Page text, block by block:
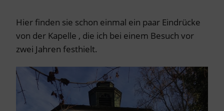
Hier finden sie schon einmal ein paar Eindrücke
von der Kapelle , die ich bei einem Besuch vor
zwei Jahren festhielt.